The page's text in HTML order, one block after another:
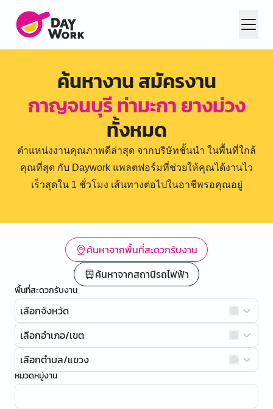
ค้นหางาน สมัครงาน
กาญจนบุรี ท่ามะกา ยางม่วง
ทั้งหมด
ตำแหน่งงานคุณภาพดีล่าสุด จากบริษัทชั้นนำ ในพื้นที่ใกล้
คุณที่สุด กับ Daywork แพลตฟอร์มที่ช่วยให้คุณได้งานไว
เร็วสุดใน 1 ชั่วโมง เส้นทางต่อไปในอาชีพรอคุณอยู่
ค้นหาจากพื้นที่สะดวกรับงาน
ค้นหาจากสถานีรถไฟฟ้า
พื้นที่สะดวกรับงาน
เลือกจังหวัด
เลือกอำเภอ/เขต
เลือกตำบล/แขวง
หมวดหมู่งาน